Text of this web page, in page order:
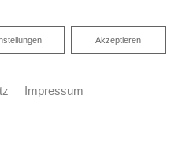
Akzeptieren
Impressum